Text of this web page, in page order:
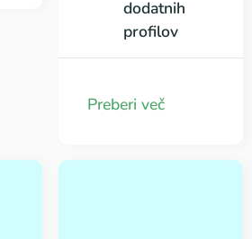
dodatnih
profilov
otrok
napredek
Preberi več